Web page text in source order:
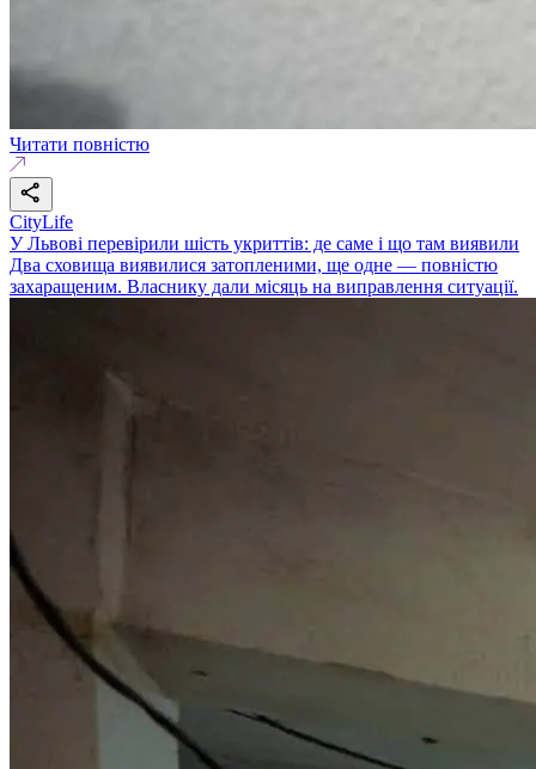
Читати повністю
CityLife
У Львові перевірили шість укриттів: де саме і що там виявили
Два сховища виявилися затопленими, ще одне — повністю
захаращеним. Власнику дали місяць на виправлення ситуації.